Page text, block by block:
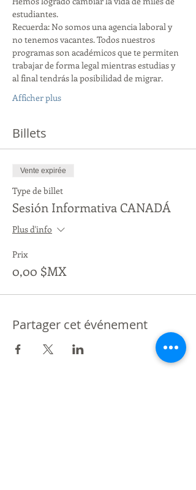
estudiantes.
Recuerda: No somos una agencia laboral y
no tenemos vacantes. Todos nuestros
programas son académicos que te permiten
trabajar de forma legal mientras estudias y
al final tendrás la posibilidad de migrar.
Afficher plus
Billets
Vente expirée
Type de billet
Sesión Informativa CANADÁ
Plus d'info
Prix
0,00 $MX
Partager cet événement